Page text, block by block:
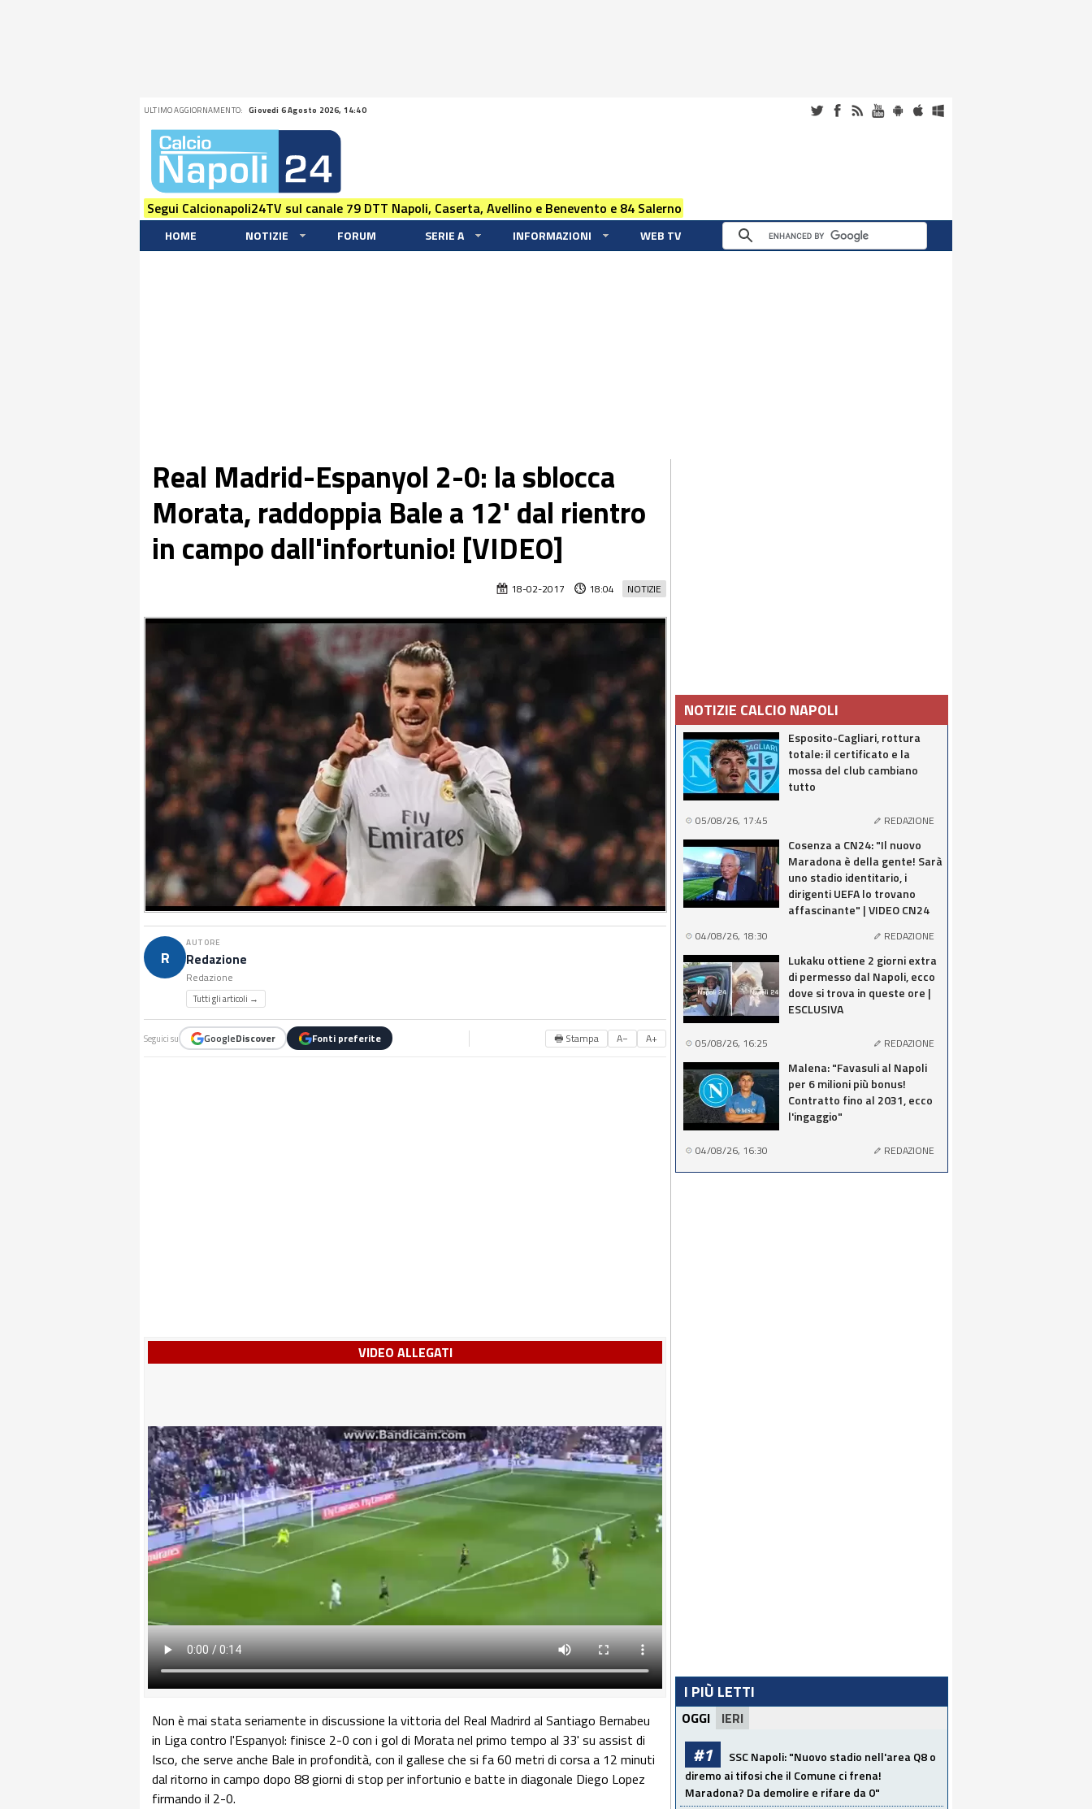
ULTIMO AGGIORNAMENTO: Giovedi 6 Agosto 2026, 14:40
Segui Calcionapoli24TV sul canale 79 DTT Napoli, Caserta, Avellino e Benevento e 84 Salerno
HOME NOTIZIE FORUM SERIE A INFORMAZIONI WEB TV
Real Madrid-Espanyol 2-0: la sblocca
Morata, raddoppia Bale a 12' dal rientro
in campo dall'infortunio! [VIDEO]
NOTIZIE
18-02-2017 18:04
R
AUTORE
Redazione
Redazione
Tutti gli articoli →
Seguici su GoogleDiscover Fonti preferite 🖶 Stampa A− A+
VIDEO ALLEGATI
Non è mai stata seriamente in discussione la vittoria del Real Madrird al Santiago Bernabeu
in Liga contro l'Espanyol: finisce 2-0 con i gol di Morata nel primo tempo al 33' su assist di
Isco, che serve anche Bale in profondità, con il gallese che si fa 60 metri di corsa a 12 minuti
dal ritorno in campo dopo 88 giorni di stop per infortunio e batte in diagonale Diego Lopez
firmando il 2-0.
NOTIZIE CALCIO NAPOLI
Esposito-Cagliari, rottura
totale: il certificato e la
mossa del club cambiano
tutto
05/08/26, 17:45 REDAZIONE
Cosenza a CN24: "Il nuovo
Maradona è della gente! Sarà
uno stadio identitario, i
dirigenti UEFA lo trovano
affascinante" | VIDEO CN24
04/08/26, 18:30 REDAZIONE
Lukaku ottiene 2 giorni extra
di permesso dal Napoli, ecco
dove si trova in queste ore |
ESCLUSIVA
05/08/26, 16:25 REDAZIONE
Malena: "Favasuli al Napoli
per 6 milioni più bonus!
Contratto fino al 2031, ecco
l'ingaggio"
04/08/26, 16:30 REDAZIONE
I PIÙ LETTI
OGGI IERI
#1
SSC Napoli: "Nuovo stadio nell'area Q8 o
diremo ai tifosi che il Comune ci frena!
Maradona? Da demolire e rifare da 0"